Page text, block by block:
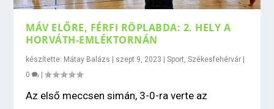
MÁV ELŐRE, FÉRFI RÖPLABDA: 2. HELY A
HORVÁTH-EMLÉKTORNÁN
készítette: Mátay Balázs szept 9, 2023 |Sport,Székesfehérvár
0
|
Az első meccsen simán, 3-0-ra verte az